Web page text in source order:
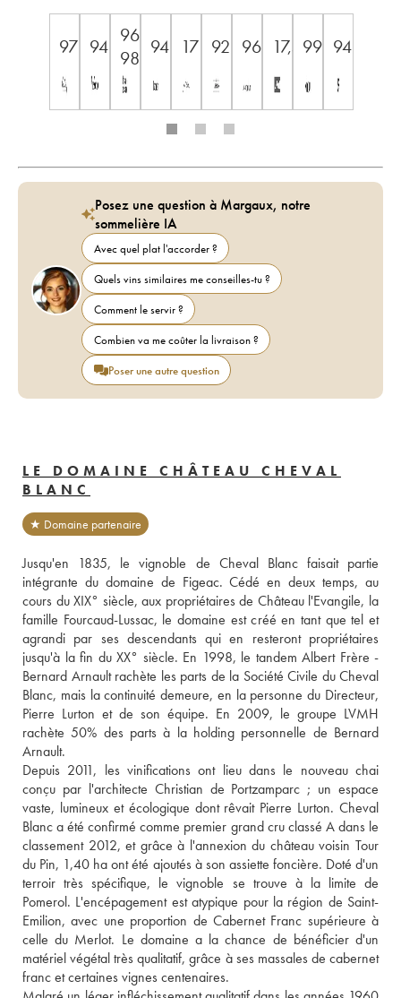
97 94 96-
98 94 17 92 96 17,5/18/20
99 94
Posez une question à Margaux, notre
sommelière IA
Avec quel plat l'accorder ?
Quels vins similaires me conseilles-tu ?
Comment le servir ?
Combien va me coûter la livraison ?
Poser une autre question
LE DOMAINE CHÂTEAU CHEVAL
BLANC
★ Domaine partenaire
Jusqu'en 1835, le vignoble de Cheval Blanc faisait partie
intégrante du domaine de Figeac. Cédé en deux temps, au
cours du XIX° siècle, aux propriétaires de Château l'Evangile, la
famille Fourcaud-Lussac, le domaine est créé en tant que tel et
agrandi par ses descendants qui en resteront propriétaires
jusqu'à la fin du XX° siècle. En 1998, le tandem Albert Frère -
Bernard Arnault rachète les parts de la Société Civile du Cheval
Blanc, mais la continuité demeure, en la personne du Directeur,
Pierre Lurton et de son équipe. En 2009, le groupe LVMH
rachète 50% des parts à la holding personnelle de Bernard
Arnault.
Depuis 2011, les vinifications ont lieu dans le nouveau chai
conçu par l'architecte Christian de Portzamparc ; un espace
vaste, lumineux et écologique dont rêvait Pierre Lurton. Cheval
Blanc a été confirmé comme premier grand cru classé A dans le
classement 2012, et grâce à l'annexion du château voisin Tour
du Pin, 1,40 ha ont été ajoutés à son assiette foncière. Doté d'un
terroir très spécifique, le vignoble se trouve à la limite de
Pomerol. L'encépagement est atypique pour la région de Saint-
Emilion, avec une proportion de Cabernet Franc supérieure à
celle du Merlot. Le domaine a la chance de bénéficier d'un
matériel végétal très qualitatif, grâce à ses massales de cabernet
franc et certaines vignes centenaires.